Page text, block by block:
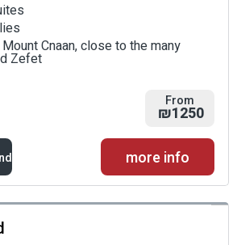
Cnaan, close to the many
Zefet
From
₪1250
more info